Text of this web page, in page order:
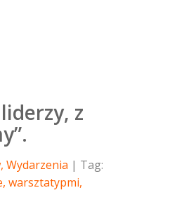
z
, Wydarzenia
Tag:
, warsztatypmi,